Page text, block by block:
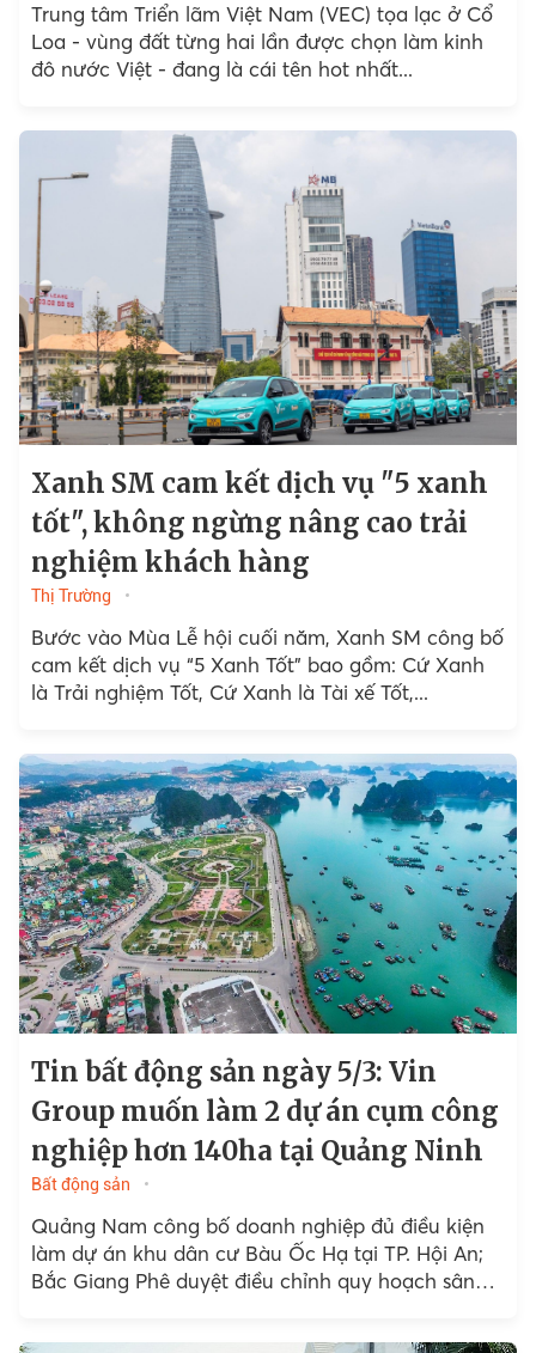
Trung tâm Triển lãm Việt Nam (VEC) tọa lạc ở Cổ
Loa - vùng đất từng hai lần được chọn làm kinh
đô nước Việt - đang là cái tên hot nhất...
Xanh SM cam kết dịch vụ "5 xanh
tốt", không ngừng nâng cao trải
nghiệm khách hàng
Thị Trường
Bước vào Mùa Lễ hội cuối năm, Xanh SM công bố
cam kết dịch vụ “5 Xanh Tốt” bao gồm: Cứ Xanh
là Trải nghiệm Tốt, Cứ Xanh là Tài xế Tốt,...
Tin bất động sản ngày 5/3: Vin
Group muốn làm 2 dự án cụm công
nghiệp hơn 140ha tại Quảng Ninh
Bất động sản
Quảng Nam công bố doanh nghiệp đủ điều kiện
làm dự án khu dân cư Bàu Ốc Hạ tại TP. Hội An;
Bắc Giang Phê duyệt điều chỉnh quy hoạch sân
sản đáng chú ý